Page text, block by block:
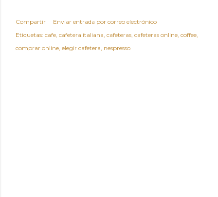
Compartir
Enviar entrada por correo electrónico
Etiquetas: cafe cafetera italiana cafeteras cafeteras online coffee
comprar online elegir cafetera nespresso